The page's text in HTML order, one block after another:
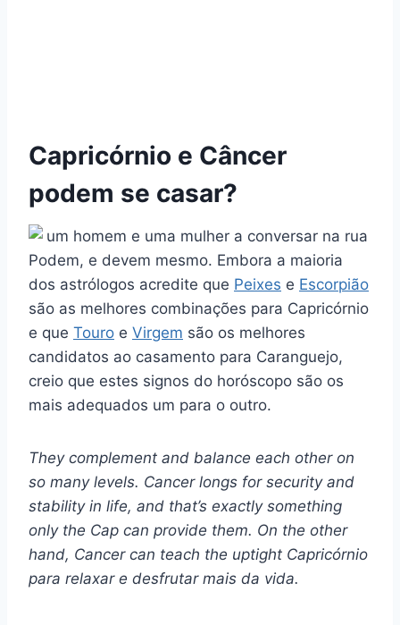
Capricórnio e Câncer
podem se casar?
Podem, e devem mesmo. Embora a maioria
dos astrólogos acredite que Peixes e Escorpião
são as melhores combinações para Capricórnio
e que Touro e Virgem são os melhores
candidatos ao casamento para Caranguejo,
creio que estes signos do horóscopo são os
mais adequados um para o outro.
They complement and balance each other on
so many levels. Cancer longs for security and
stability in life, and that’s exactly something
only the Cap can provide them. On the other
hand, Cancer can teach the uptight Capricórnio
para relaxar e desfrutar mais da vida.